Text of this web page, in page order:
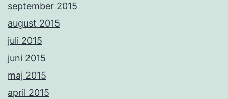
september 2015
august 2015
juli 2015
juni 2015
maj 2015
april 2015